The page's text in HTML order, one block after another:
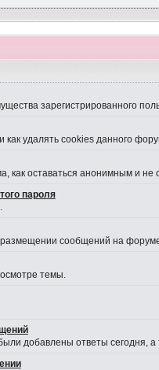
зарегистрированного
удалять cookies данного
как оставаться анонимным и
пароля
сообщений на
темы.
добавлены ответы сегодня,